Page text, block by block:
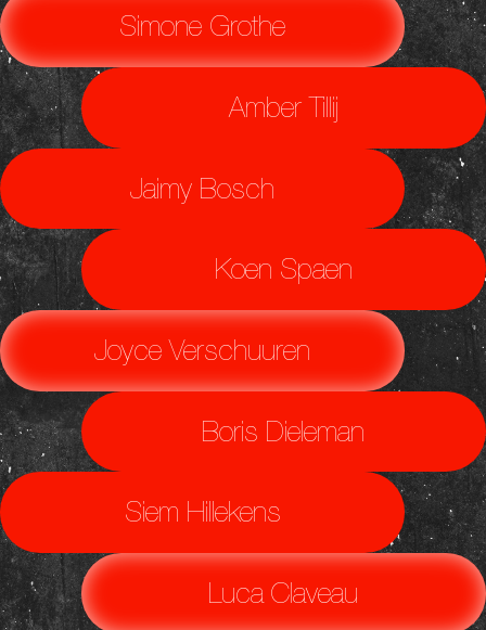
Simone Grothe
Amber Tillij
Jaimy Bosch
Koen Spaen
Joyce Verschuuren
Boris Dieleman
Siem Hillekens
Luca Claveau